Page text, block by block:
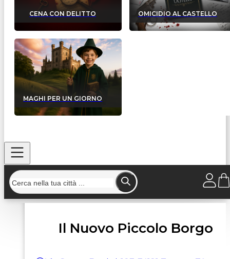
CENA CON DELITTO OMICIDIO AL CASTELLO
MAGHI PER UN GIORNO
Home/Strutture/Il Nuovo Piccolo Borgo
Il Nuovo Piccolo Borgo